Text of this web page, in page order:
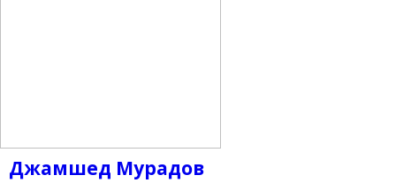
Джамшед Мурадов